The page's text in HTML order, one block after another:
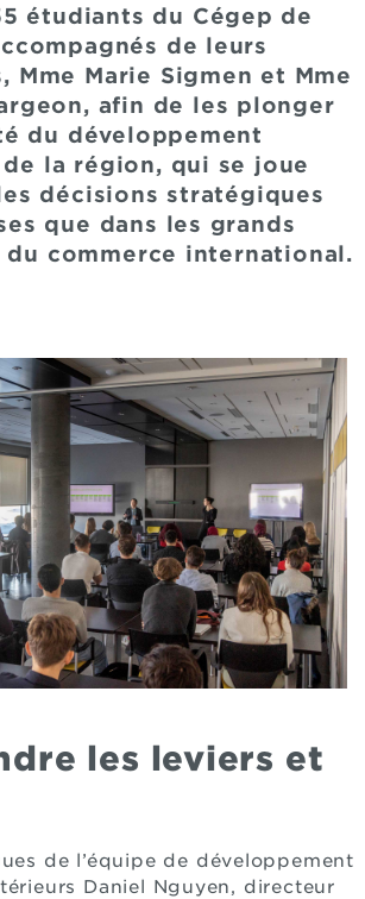
étudiants du Cégep de
de leurs
Mme Marie Sigmen et Mme
afin de les plonger
du développement
la région, qui se joue
décisions stratégiques
que dans les grands
du commerce international.
les leviers et
de l’équipe de développement
Daniel Nguyen, directeur